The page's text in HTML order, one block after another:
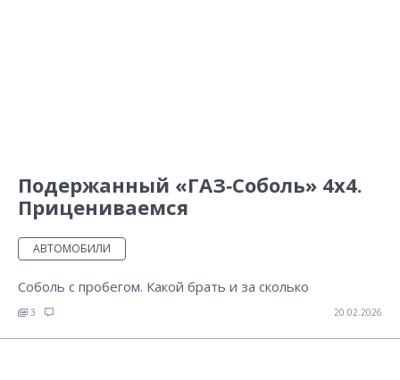
Подержанный «ГАЗ‑Соболь» 4х4.
Прицениваемся
АВТОМОБИЛИ
Соболь с пробегом. Какой брать и за сколько
3 20.02.2026